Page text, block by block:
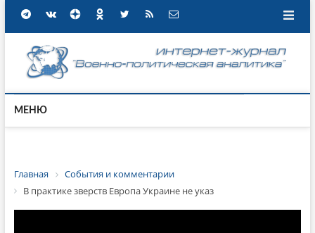
МЕНЮ
Главная
События и комментарии
В практике зверств Европа Украине не указ